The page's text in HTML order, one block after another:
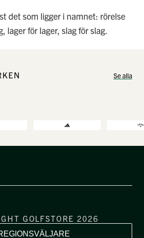
det som ligger i namnet: rörelse
lager för lager, slag för slag.
Se alla
GOLFSTORE 2026